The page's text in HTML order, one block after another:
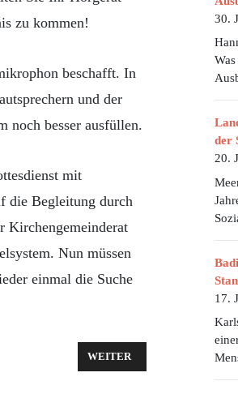
zu kommen!
beschafft. In
und der
noch besser ausfüllen.
mit
die Begleitung durch
Kirchengemeinderat
Nun müssen
einmal die Suche
IN DER CHRISTUSKIRCHE IN ALBBRUCK
NÄCHSTER BEITRAG: WIR
WEITER
30.
der
20.
17.